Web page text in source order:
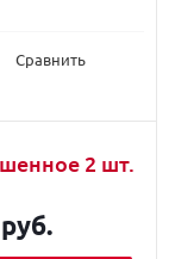
Сравнить
2 шт.